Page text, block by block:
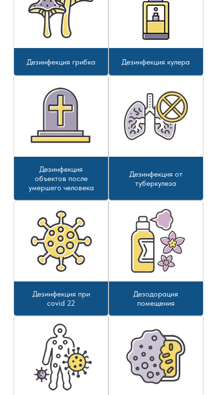
Дезинфекция грибка Дезинфекция кулера
Дезинфекция
объектов после
умершего человека
Дезинфекция от
туберкулеза
Дезинфекция при
covid 22
Дезодорация
помещения